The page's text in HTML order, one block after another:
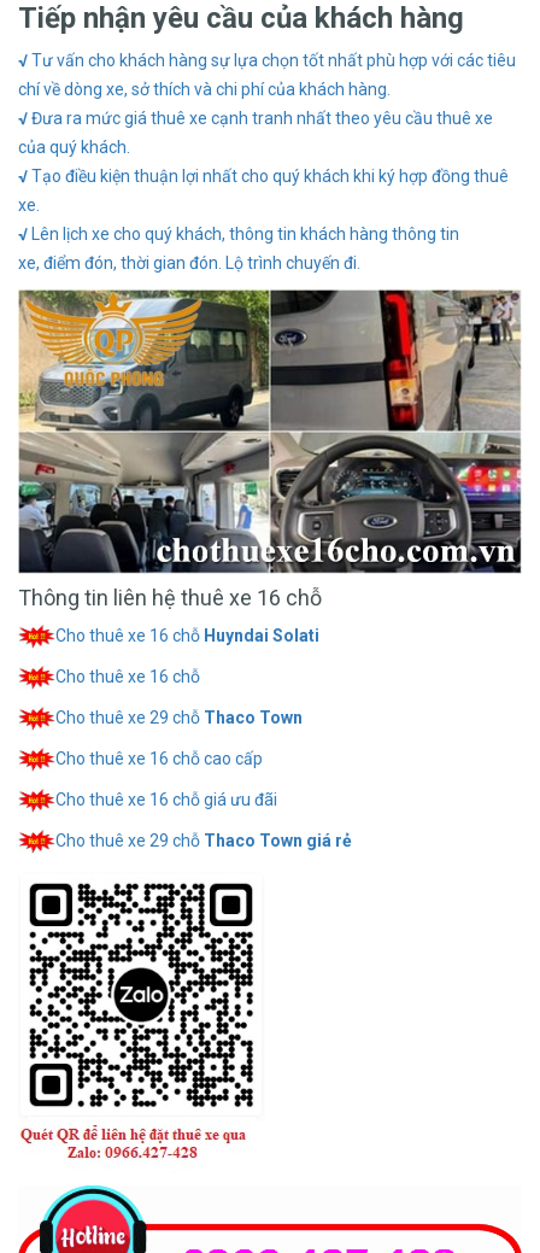
Tiếp nhận yêu cầu của khách hàng
√Tư vấn cho khách hàng sự lựa chọn tốt nhấtphù hợp với các tiêu
chívề dòng xe, sở thích và chi phí của khách hàng.
√Đưa ramức giáthuê xe cạnh tranh nhấttheo yêu cầu thuê xe
của quý khách.
√Tạo điều kiện thuận lợi nhất cho quý khách khi ký hợp đồng thuê
xe.
√ Lên lịch xe cho quý khách, thông tin khách hàng thông tin
xe, điểm đón, thời gian đón. Lộ trình chuyến đi.
Thông tin liên hệ thuê xe 16 chỗ
Cho thuê xe 16 chỗ Huyndai Solati
Cho thuê xe 16 chỗ
Cho thuê xe 29 chỗ Thaco Town
Cho thuê xe 16 chỗ cao cấp
Cho thuê xe 16 chỗ giá ưu đãi
Cho thuê xe 29 chỗ Thaco Town giá rẻ